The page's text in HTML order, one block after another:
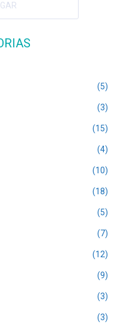
(5)
(3)
(15)
(4)
(10)
(18)
(5)
(7)
(12)
(9)
(3)
(3)